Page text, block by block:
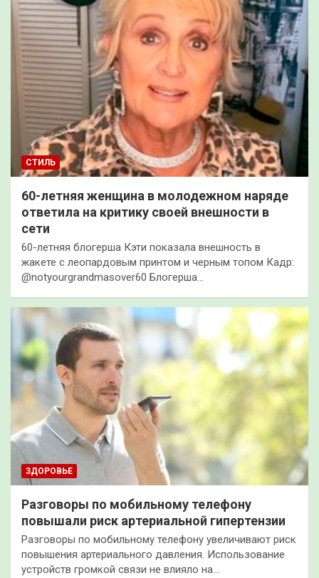
СТИЛЬ
60-летняя женщина в молодежном наряде
ответила на критику своей внешности в
сети
60-летняя блогерша Кэти показала внешность в
жакете с леопардовым принтом и черным топом Кадр:
@notyourgrandmasover60 Блогерша…
ЗДОРОВЬЕ
Разговоры по мобильному телефону
повышали риск артериальной гипертензии
Разговоры по мобильному телефону увеличивают риск
повышения артериального давления. Использование
устройств громкой связи не влияло на…